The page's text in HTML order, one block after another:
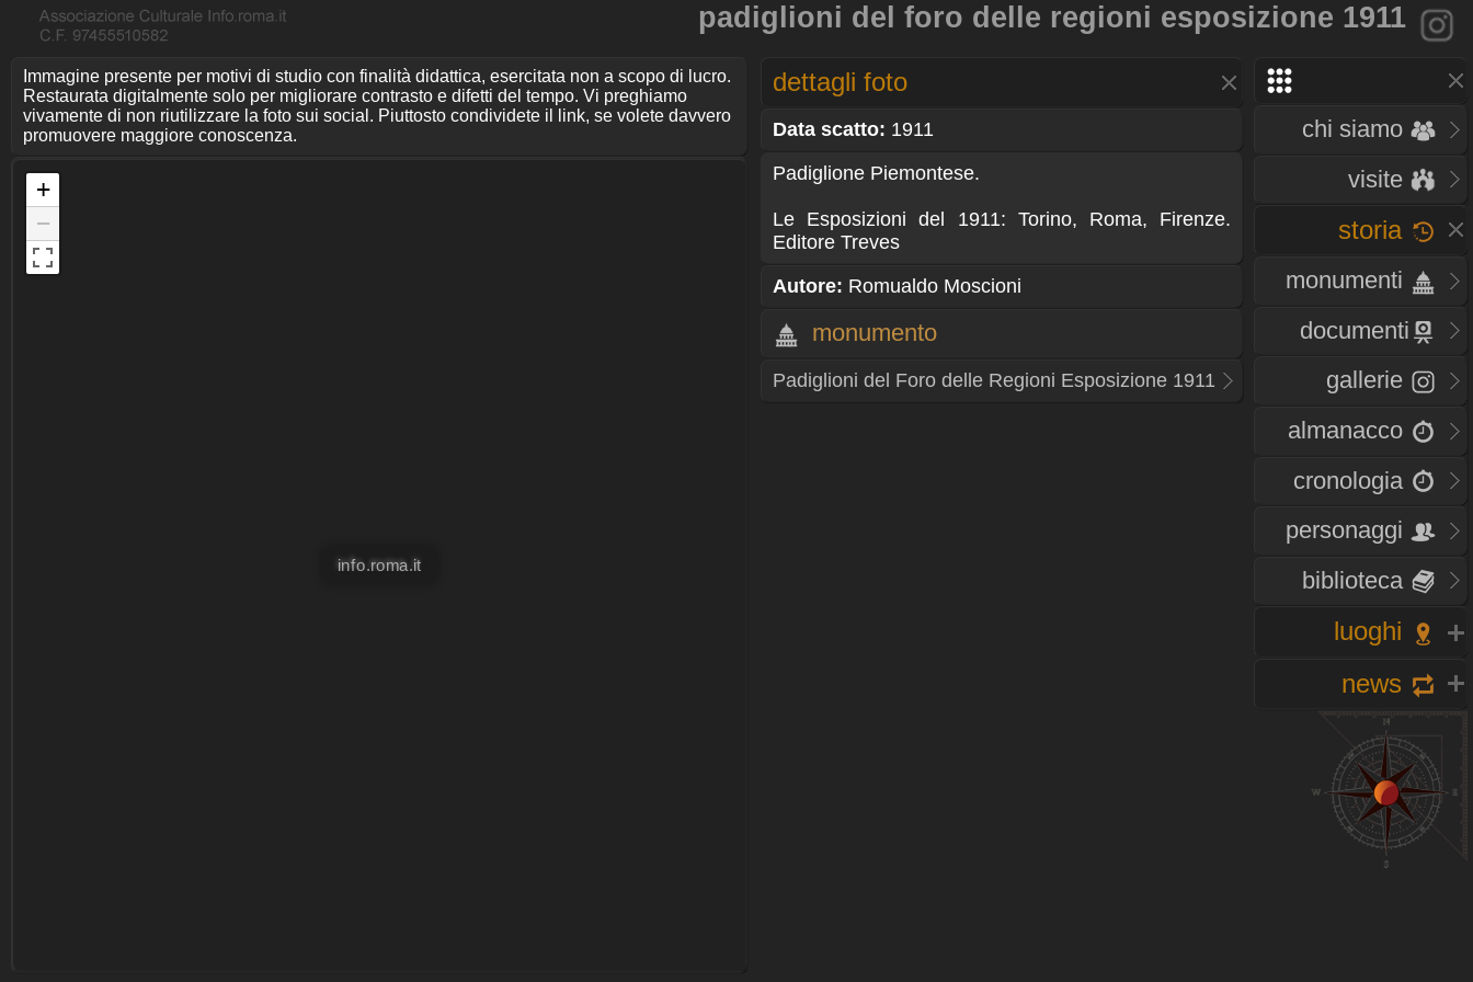
padiglioni del foro delle regioni esposizione 1911
chi siamo
visite
storia
monumenti
documenti
gallerie
almanacco
cronologia
personaggi
biblioteca
luoghi
news
Immagine presente per motivi di studio con finalità didattica, esercitata non a scopo di lucro.
Restaurata digitalmente solo per migliorare contrasto e difetti del tempo. Vi preghiamo
vivamente di non riutilizzare la foto sui social. Piuttosto condividete il link, se volete davvero
promuovere maggiore conoscenza.
+
−
info.roma.it
dettagli foto
Data scatto: 1911
Padiglione Piemontese.
Le Esposizioni del 1911: Torino, Roma, Firenze.
Editore Treves
Autore: Romualdo Moscioni
monumento
Padiglioni del Foro delle Regioni Esposizione 1911